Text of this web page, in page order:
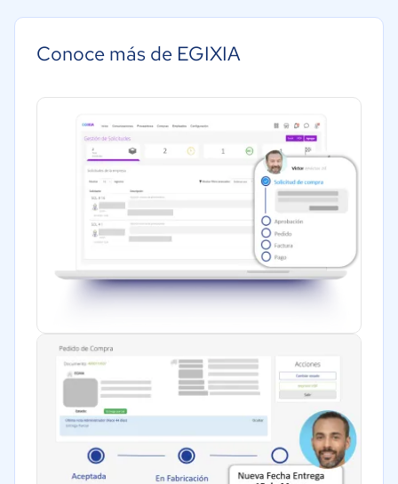
Farmacéutica
Software / TI
Financiera
Alimentaria
Manufactura
Gobierno
Automotriz
Contabilidad
Conoce más de EGIXIA